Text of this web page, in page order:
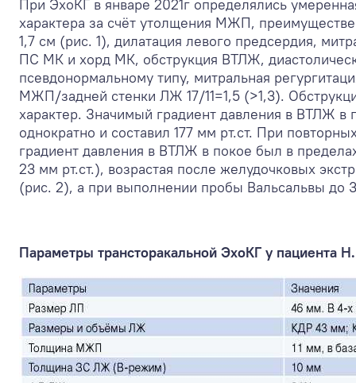
При ЭхоКГ в январе 2021г определялись
характера за счёт утолщения МЖП,
1,7 см (рис. 1), дилатация левого предсердия,
ПС МК и хорд МК, обструкция ВТЛЖ,
псевдонормальному типу, митральная
МЖП/задней стенки ЛЖ 17/11=1,5 (>1,3).
характер. Значимый градиент давления в ВТЛЖ в
однократно и составил 177 мм рт.ст. При
градиент давления в ВТЛЖ в покое был в
23 мм рт.ст.), возрастая после желудочковых
(рис. 2), а при выполнении пробы Вальсальвы до
Параметры трансторакальной ЭхоКГ у пациента